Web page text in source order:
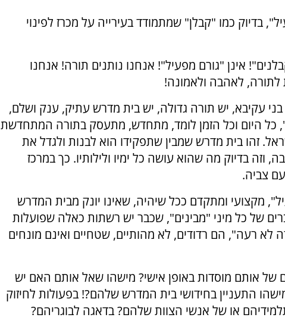
בדיוק כמו "קבלן" שמתמודד בעירייה על מכרז לפינוי
אינן "גורם מפעיל"! אנחנו נותנים תורה! אנחנו
לתורה, לאהבה ולאמונה!
עקיבא, יש תורה גדולה, יש בית מדרש עתיק, ענק ושלם,
כל היום וכל הזמן לומד, מתחדש, מתעסק בתורה המתחדשת
זהו בית מדרש שמבין שתפקידו הוא לבנות ולגדל את
וזה בדיוק מה שהוא עושה כל ימיו ולילותיו. כך במרכז
צביה.
מקצועי ומתקדם ככל שיהיה, שאינו יונק מבית המדרש
של כל מיני "מבינים", שכבר יש רשתות כאלה שפועלות
לא רעה", הם רדודים, לא מהותיים, שטחיים ואינם מונחים
של אותם מוסדות באופן אישי? מישהו שאל אותם האם יש
מישהו התעניין בחידושי בית המדרש שלהם?! בפעולות לחיזוק
או של אנשי הצוות שלהם? בדאגה לבוגריהם?